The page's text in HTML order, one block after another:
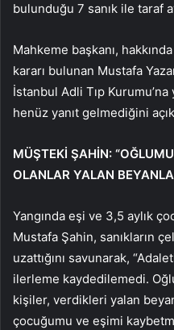
bulunduğu 7 sanık ile taraf
Mahkeme başkanı,
kararı bulunan Mustafa
İstanbul Adli Tıp
henüz yanıt gelmediğini
MÜŞTEKİ ŞAHİN:
OLANLAR YALAN
Yangında eşi ve 3,5 aylık
Mustafa Şahin, sanıkların
uzattığını savunarak,
ilerleme kaydedilemedi.
kişiler, verdikleri yalan
çocuğumu ve eşimi